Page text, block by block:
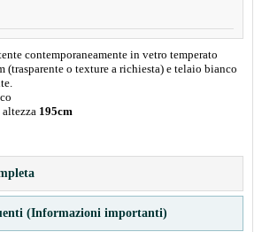
contemporaneamente in vetro temperato
o texture a richiesta) e telaio bianco
altezza 195cm
(Informazioni importanti)